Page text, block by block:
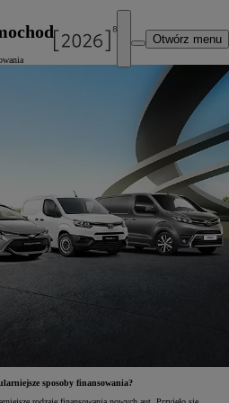
Otwórz menu
sposoby finansowania?